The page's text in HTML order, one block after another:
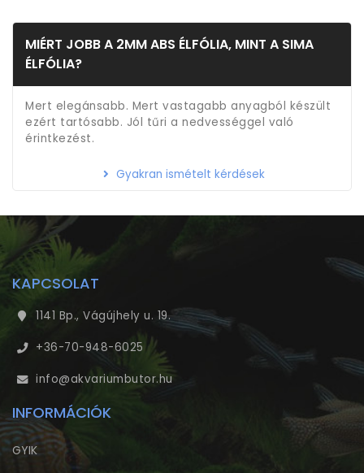
MIÉRT JOBB A 2MM ABS ÉLFÓLIA, MINT A SIMA
ÉLFÓLIA?
Mert elegánsabb. Mert vastagabb anyagból készült
ezért tartósabb. Jól tűri a nedvességgel való
érintkezést.
Gyakran ismételt kérdések
KAPCSOLAT
1141 Bp., Vágújhely u. 19.
+36-70-948-6025
info@akvariumbutor.hu
INFORMÁCIÓK
GYIK